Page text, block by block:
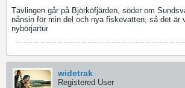
Tävlingen går på Björköfjärden, söder om
nånsin för min del och nya fiskevatten, så det är
nybörjartur
widetrak
Registered User